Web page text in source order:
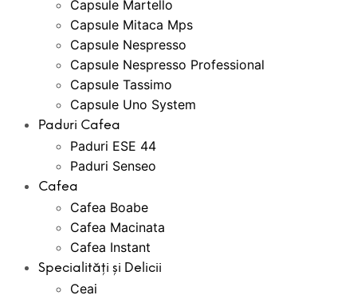
Capsule Martello
Capsule Mitaca Mps
Capsule Nespresso
Capsule Nespresso Professional
Capsule Tassimo
Capsule Uno System
Paduri Cafea
Paduri ESE 44
Paduri Senseo
Cafea
Cafea Boabe
Cafea Macinata
Cafea Instant
Specialități și Delicii
Ceai